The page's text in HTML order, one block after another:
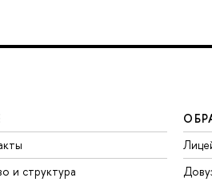
и структура